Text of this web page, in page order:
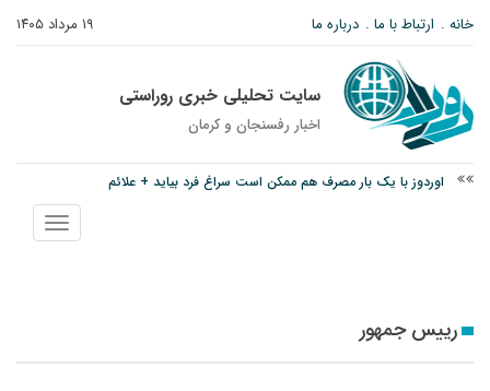
۱۹ مرداد ۱۴۰۵ خانه ارتباط با ما درباره ما
سایت تحلیلی خبری روراستی
اخبار رفسنجان و كرمان
اوردوز با یک بار مصرف هم ممکن است سراغ فرد بیاید + علائم
درخشش دانشجوی ولیعصر رفسنجان در جشنواره قرآن و عترت کشور
نمایش
منو
رییس جمهور